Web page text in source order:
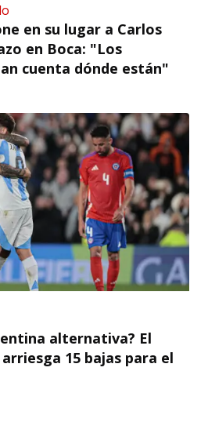
en su lugar a Carlos
en Boca: "Los
cuenta dónde están"
alternativa? El
15 bajas para el